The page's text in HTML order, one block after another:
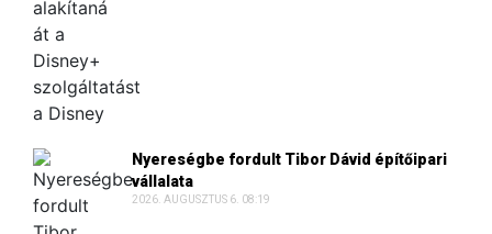
Nyereségbe fordult Tibor Dávid építőipari
vállalata
2026. AUGUSZTUS 6. 08:19